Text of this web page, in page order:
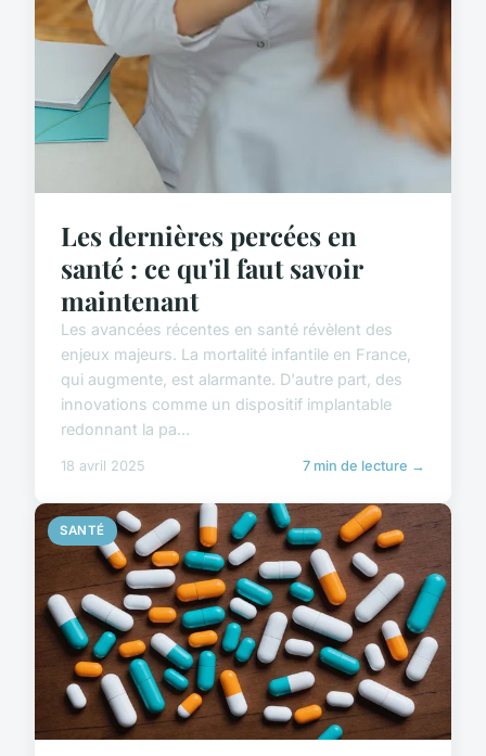
Les dernières percées en
santé : ce qu'il faut savoir
maintenant
Les avancées récentes en santé révèlent des
enjeux majeurs. La mortalité infantile en France,
qui augmente, est alarmante. D'autre part, des
innovations comme un dispositif implantable
redonnant la pa...
18 avril 2025 7 min de lecture →
SANTÉ